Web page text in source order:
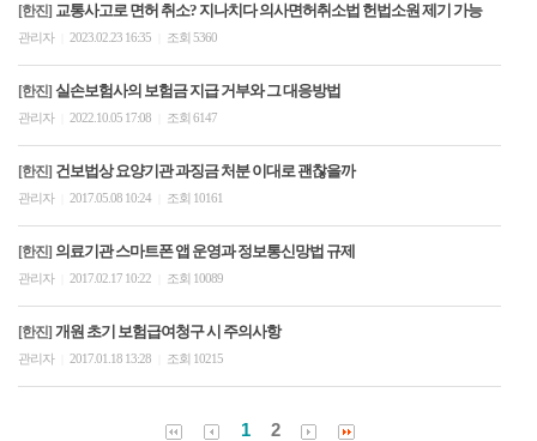
[한진] 교통사고로 면허 취소? 지나치다 의사면허취소법 헌법소원 제기 가능
관리자 2023.02.23 16:35 조회 5360
[한진] 실손보험사의 보험금 지급 거부와 그 대응방법
관리자 2022.10.05 17:08 조회 6147
[한진] 건보법상 요양기관 과징금 처분 이대로 괜찮을까
관리자 2017.05.08 10:24 조회 10161
[한진] 의료기관 스마트폰 앱 운영과 정보통신망법 규제
관리자 2017.02.17 10:22 조회 10089
[한진] 개원 초기 보험급여청구 시 주의사항
관리자 2017.01.18 13:28 조회 10215
1 2